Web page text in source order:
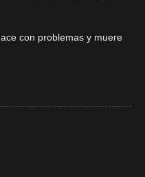
con problemas y muere